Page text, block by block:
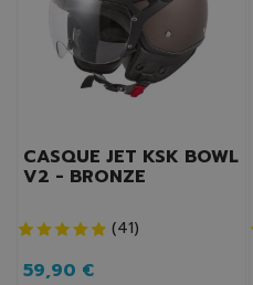
CASQUE JET KSK BOWL
V2 - BRONZE
(41)
59,90 €